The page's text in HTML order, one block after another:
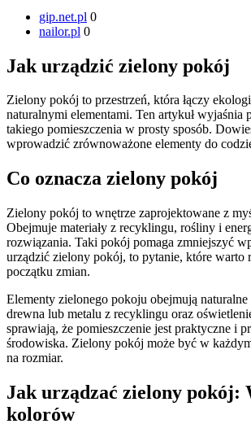
gip.net.pl 0
nailor.pl 0
Jak urządzić zielony pokój
Zielony pokój to przestrzeń, która łączy
naturalnymi elementami. Ten artykuł wyjaśnia
takiego pomieszczenia w prosty sposób.
wprowadzić zrównoważone elementy do
Co oznacza zielony pokój
Zielony pokój to wnętrze zaprojektowane z
Obejmuje materiały z recyklingu, rośliny i
rozwiązania. Taki pokój pomaga zmniejszyć
urządzić zielony pokój, to pytanie, które warto
początku zmian.
Elementy zielonego pokoju obejmują
drewna lub metalu z recyklingu oraz
sprawiają, że pomieszczenie jest praktyczne i
środowiska. Zielony pokój może być w
na rozmiar.
Jak urządzać zielony pokój:
kolorów